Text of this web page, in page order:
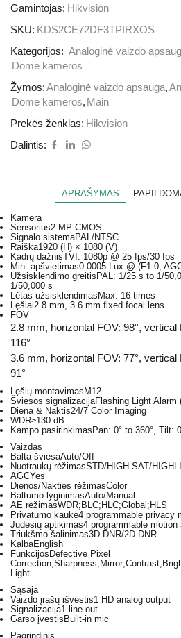
Gamintojas: Hikvision
SKU: KDS2CE72DF3TPIRXOS
Kategorijos: Analoginė vaizdo
Dome kameros
Žymos:Analoginė vaizdo apsauga,
Dome kameros, Main
Prekės ženklas: Hikvision
Dalintis:
APRAŠYMAS
Kamera
Sensorius2 MP CMOS
Signalo sistemaPAL/NTSC
Raiška1920 (H) × 1080 (V)
Kadrų dažnisTVI: 1080p @ 25 fps/30 fps
Min. apšvietimas0.0005 Lux @ (F1.0,
Užsisklendimo greitis PAL: 1/25 s to 1/
1/50,000 s
Lėtas užsisklendimas Max. 16 times
Lęšiai2.8 mm, 3.6 mm fixed focal lens
FOV
2.8 mm, horizontal FOV: 98°, vertical
116°
3.6 mm, horizontal FOV: 77°, vertical
91°
Lęšių montavimas M12
Šviesos signalizacijaFlashing Light Alarm
Diena & Naktis24/7 Color Imaging
WDR≥130 dB
Kampo pasirinkimas Pan: 0° to 360°, Tilt:
Vaizdas
Balta šviesaAuto/Off
Nuotraukų rėžimasSTD/HIGH-SAT/
AGCYes
Dienos/Nakties rėžimasColor
Baltumo lyginimasAuto/Manual
AE rėžimasWDR;BLC;HLC;Global;HLS
Privatumo kaukė4 programmable privacy
Judesių aptikimas4 programmable motion
Triukšmo šalinimas3D DNR/2D DNR
KalbaEnglish
Funkcijos Defective Pixel
Light
Sąsaja
Vaizdo įrašų išvestis1 HD analog output
Signalizacija1 line out
Garso įvestis Built-in mic
Pagrindinis